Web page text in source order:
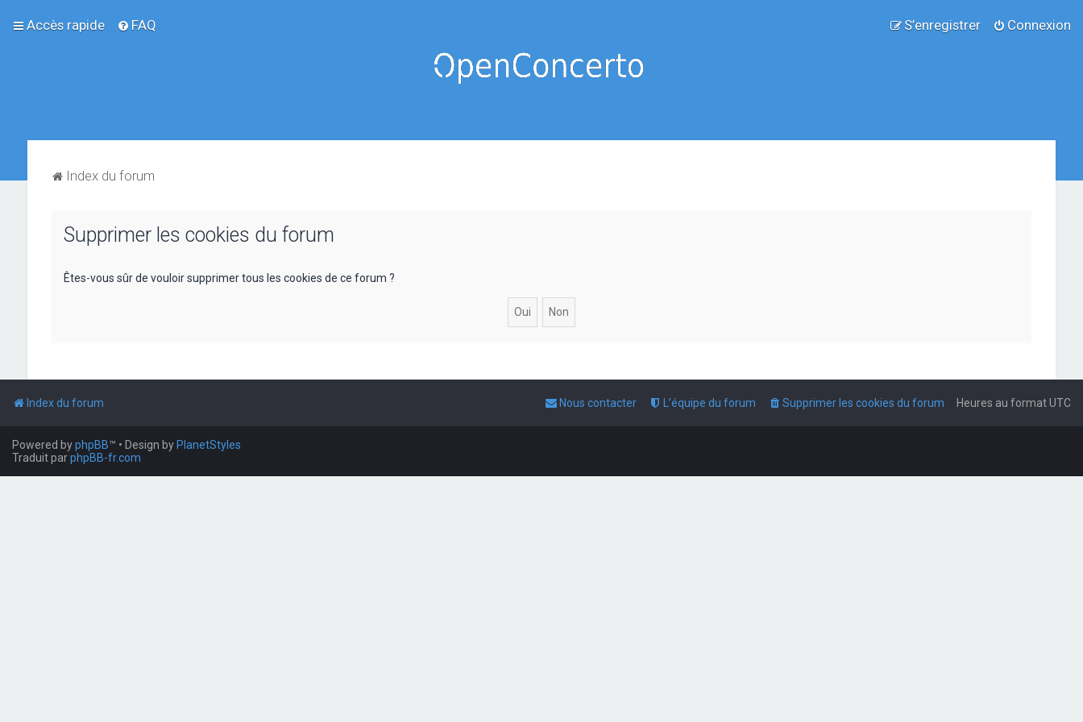
Accès rapide FAQ Connexion
S’enregistrer
Index du forum
Supprimer les cookies du forum
Êtes-vous sûr de vouloir supprimer tous les cookies de ce forum ?
Index du forum Heures au formatUTC
Supprimer les cookies du forum
L’équipe du forum
Nous contacter
Powered byphpBB™ • Design by PlanetStyles
Traduit parphpBB-fr.com